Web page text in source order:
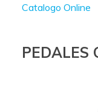
Catalogo Online
PEDALES